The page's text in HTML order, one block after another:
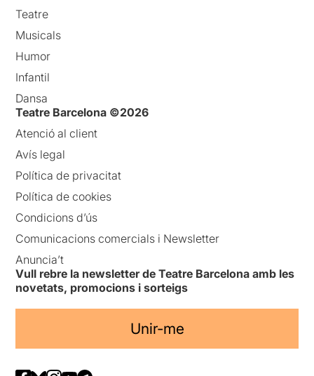
Teatre
Musicals
Humor
Infantil
Dansa
Teatre Barcelona ©2026
Atenció al client
Avís legal
Política de privacitat
Política de cookies
Condicions d’ús
Comunicacions comercials i Newsletter
Anuncia’t
Vull rebre la newsletter de Teatre Barcelona amb les
novetats, promocions i sorteigs
Unir-me